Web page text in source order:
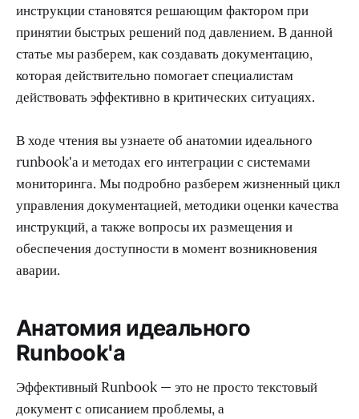
инструкции становятся решающим фактором при
принятии быстрых решений под давлением. В данной
статье мы разберем, как создавать документацию,
которая действительно помогает специалистам
действовать эффективно в критических ситуациях.
В ходе чтения вы узнаете об анатомии идеального
runbook'а и методах его интеграции с системами
мониторинга. Мы подробно разберем жизненный цикл
управления документацией, методики оценки качества
инструкций, а также вопросы их размещения и
обеспечения доступности в момент возникновения
аварии.
Анатомия идеального
Runbook'а
Эффективный Runbook — это не просто текстовый
документ с описанием проблемы, а